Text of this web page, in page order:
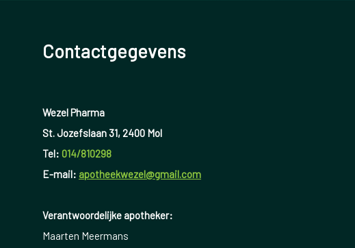
Contactgegevens
Wezel Pharma
St. Jozefslaan 31, 2400 Mol
Tel: 014/810298
E-mail: apotheekwezel@gmail.com
Verantwoordelijke apotheker:
Maarten Meermans